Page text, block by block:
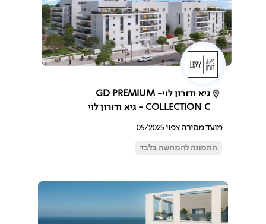
גיא ודורון לוי- GD PREMIUM
COLLECTION C - גיא ודורון לוי
מועד מסירה צפוי 05/2025
התמונה להמחשה בלבד